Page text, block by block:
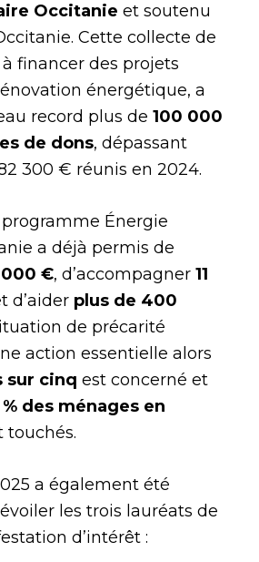
Occitanie et soutenu
Cette collecte de
financer des projets
énergétique, a
record plus de 100 000
de dons, dépassant
300 € réunis en 2024.
Énergie
a déjà permis de
€, d’accompagner 11
d’aider plus de 400
de précarité
action essentielle alors
sur cinq est concerné et
% des ménages en
touchés.
a également été
les trois lauréats de
d’intérêt :